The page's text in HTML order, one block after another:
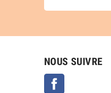
NOUS SUIVRE